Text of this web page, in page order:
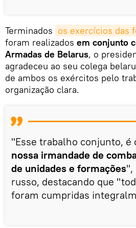
Terminados os exercícios das
foram realizados em conjunto
Armadas de Belarus, o
agradeceu ao seu colega
de ambos os exércitos pelo
organização clara.
"Esse trabalho conjunto, é
nossa irmandade de
de unidades e formações",
russo, destacando que
foram cumpridas